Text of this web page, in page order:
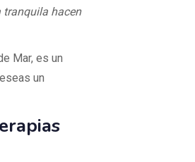
tranquila hacen
Mar, es un
un